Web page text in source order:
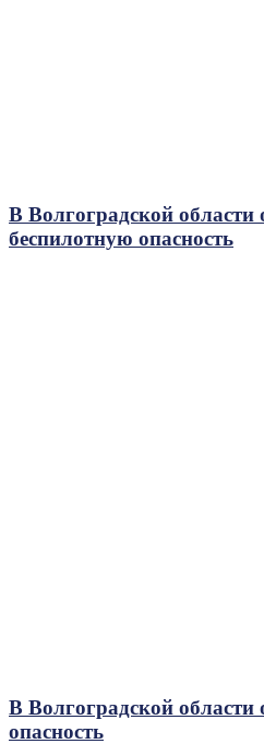
В Волгоградской области
беспилотную опасность
В Волгоградской области
опасность